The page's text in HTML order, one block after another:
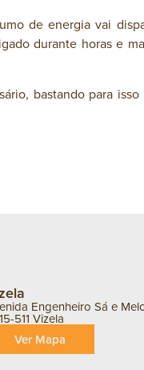
de energia vai
durante horas e
bastando para
Engenheiro Sá e
511 Vizela
Ver Mapa